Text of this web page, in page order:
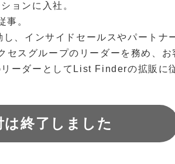
ョンに入社。
事。
、インサイドセールスやパートナ
セスグループのリーダーを務め、
ーダーとしてList Finderの拡販に
は終了しました